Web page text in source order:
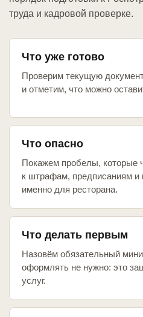
труда и кадровой проверке.
Что уже готово
Проверим текущую
и отметим, что можно
Что опасно
Покажем пробелы, которые
к штрафам, предписаниям и
именно для ресторана.
Что делать первым
Назовём обязательный
оформлять не нужно: это
услуг.